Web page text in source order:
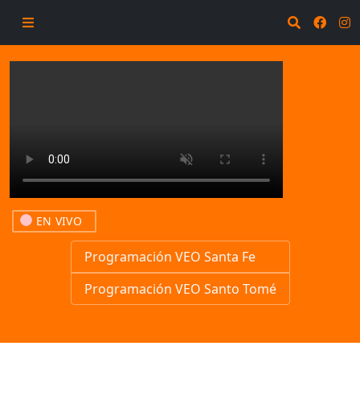
EN VIVO
Programación VEO Santa Fe
Programación VEO Santo Tomé